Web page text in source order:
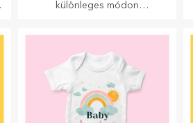
különleges módon